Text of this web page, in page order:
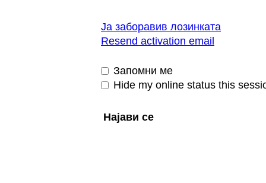
Ја заборавив лозинката
Resend activation email
Запомни ме
Hide my online status this